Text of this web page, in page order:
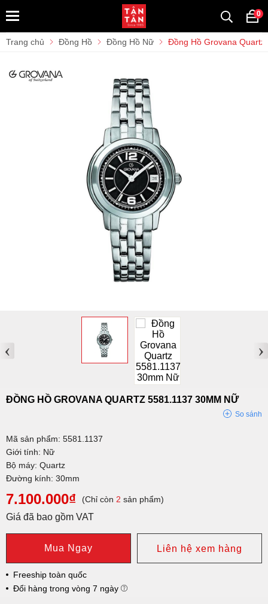
0
Trang chủ Đồng Hồ Đồng Hồ Nữ Đồng Hồ Grovana Quartz
‹ ›
ĐỒNG HỒ GROVANA QUARTZ 5581.1137 30MM NỮ
So sánh
Mã sản phẩm: 5581.1137
Giới tính: Nữ
Bộ máy: Quartz
Đường kính: 30mm
7.100.000₫ (Chỉ còn 2 sản phẩm)
Giá đã bao gồm VAT
Mua Ngay Liên hệ xem hàng
Freeship toàn quốc
Đổi hàng trong vòng 7 ngày